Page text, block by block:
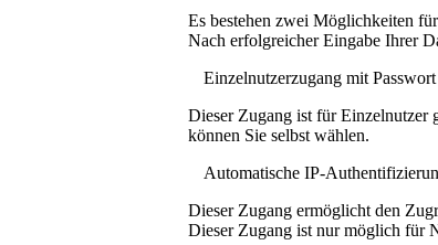
Es bestehen zwei Möglichkeiten
Nach erfolgreicher Eingabe Ihrer
Einzelnutzerzugang mit Passwort
Dieser Zugang ist für Einzelnutzer
können Sie selbst wählen.
Automatische IP-
Dieser Zugang ermöglicht den
Dieser Zugang ist nur möglich für